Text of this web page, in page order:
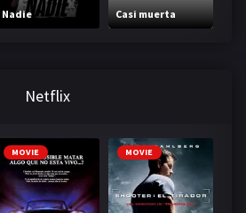
Nadie Casi muerta
Netflix
MOVIE MOVIE